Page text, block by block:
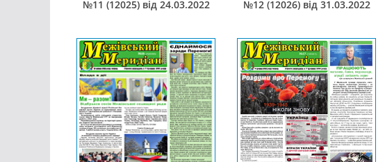
№11 (12025) від 24.03.2022 №12 (12026) від 31.03.2022